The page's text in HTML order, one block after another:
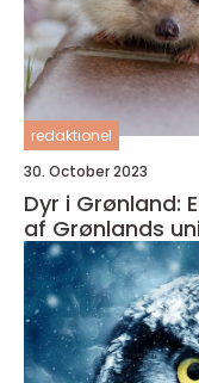
redaktionel
30. October 2023
Dyr i Grønland:
af Grønlands